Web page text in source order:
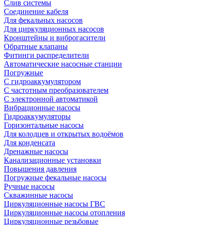
Слив системы
Соединение кабеля
Для фекальных насосов
Для циркуляционных насосов
Кронштейны и виброгасители
Обратные клапаны
Фитинги распределители
Автоматические насосные станции
Погружные
С гидроаккумулятором
С частотным преобразователем
С электронной автоматикой
Вибрационные насосы
Гидроаккумуляторы
Горизонтальные насосы
Для колодцев и открытых водоёмов
Для конденсата
Дренажные насосы
Канализационные установки
Повышения давления
Погружные фекальные насосы
Ручные насосы
Скважинные насосы
Циркуляционные насосы ГВС
Циркуляционные насосы отопления
Циркуляционные резьбовые